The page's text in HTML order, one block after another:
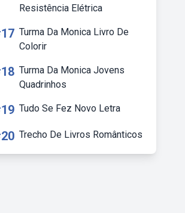
Resistência Elétrica
Turma Da Monica Livro De
Colorir
Turma Da Monica Jovens
Quadrinhos
Tudo Se Fez Novo Letra
Trecho De Livros Românticos